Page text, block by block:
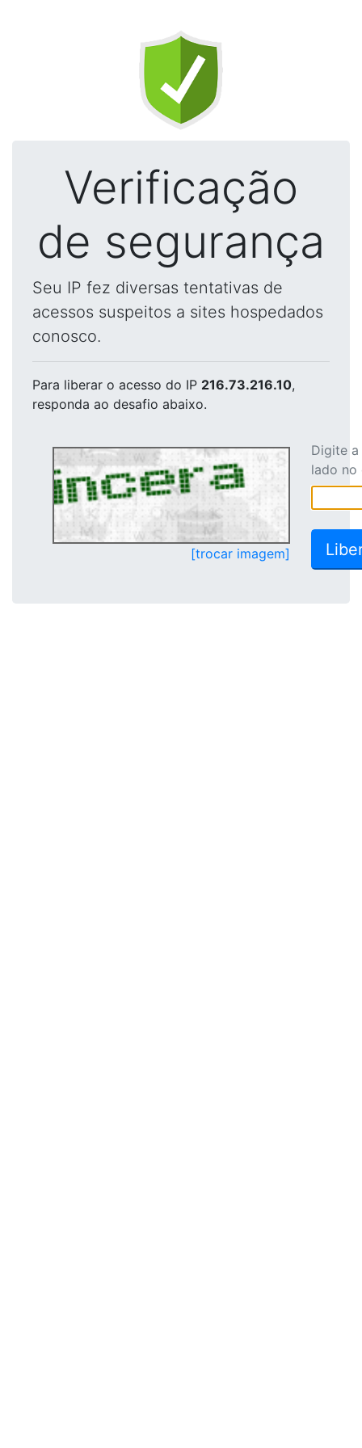
Verificação
de segurança
Seu IP fez diversas tentativas de
acessos suspeitos a sites hospedados
conosco.
Para liberar o acesso do IP 216.73.216.10,
responda ao desafio abaixo.
[trocar imagem]
Digite
lado no